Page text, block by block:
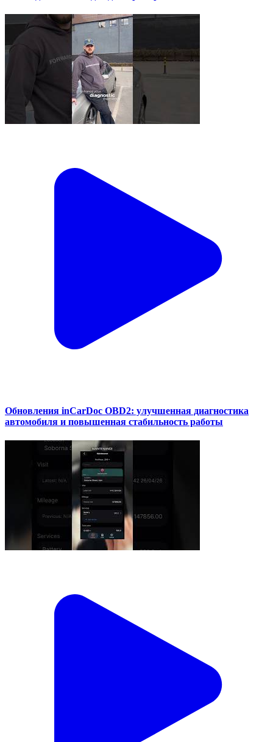
Обновления inCarDoc OBD2: улучшенная диагностика
автомобиля и повышенная стабильность работы